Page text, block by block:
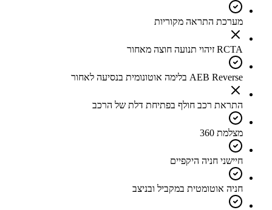
מערכת התראה מקוריות
RCTA זיהוי תנועה חוצה מאחור
AEB Reverse בלימה אוטונומית בנסיעה לאחור
התראת רכב חולף בפתיחת דלת של הרכב
מצלמת 360
חיישני חניה היקפיים
חניה אוטומטית במקביל ובניצב